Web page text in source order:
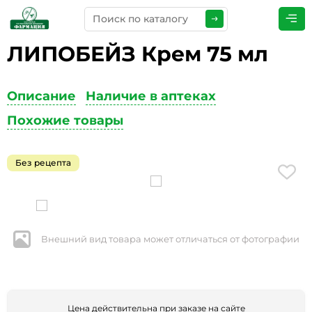
ЛИПОБЕЙЗ Крем 75 мл
Описание
Наличие в аптеках
Похожие товары
Без рецепта
Внешний вид товара может отличаться от фотографии
Цена действительна при заказе на сайте
ПРЕДСТАВЬТЕСЬ *
ТЕЛЕФОН*